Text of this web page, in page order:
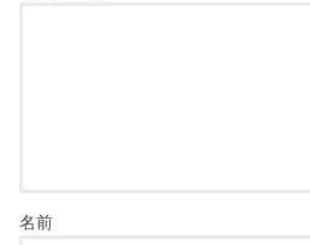
名前